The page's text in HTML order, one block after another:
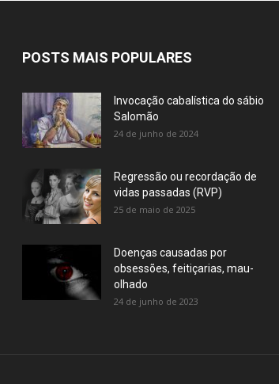
POSTS MAIS POPULARES
Invocação cabalística do sábio
Salomão
24 de junho de 2024
Regressão ou recordação de
vidas passadas (RVP)
25 de maio de 2025
Doenças causadas por
obsessões, feitiçarias, mau-
olhado
24 de junho de 2023